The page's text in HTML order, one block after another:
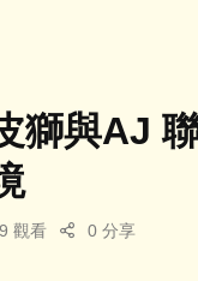
獅與AJ
觀看 0 分享